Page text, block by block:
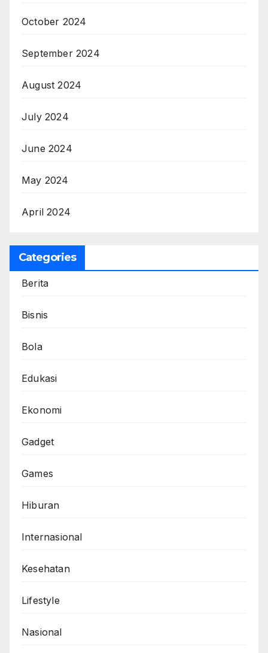
October 2024
September 2024
August 2024
July 2024
June 2024
May 2024
April 2024
Categories
Berita
Bisnis
Bola
Edukasi
Ekonomi
Gadget
Games
Hiburan
Internasional
Kesehatan
Lifestyle
Nasional